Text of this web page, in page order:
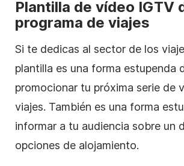
Plantilla de vídeo IGTV
programa de viajes
Si te dedicas al sector de los
plantilla es una forma estupenda
promocionar tu próxima serie de
viajes. También es una forma
informar a tu audiencia sobre un
opciones de alojamiento.